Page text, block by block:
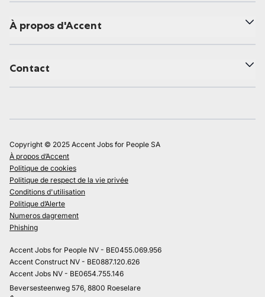
À propos d'Accent
Contact
Copyright © 2025 Accent Jobs for People SA
À propos d’Accent
Politique de cookies
Politique de respect de la vie privée
Conditions d'utilisation
Politique d’Alerte
Numeros dagrement
Phishing
Accent Jobs for People NV - BE0455.069.956
Accent Construct NV - BE0887.120.626
Accent Jobs NV - BE0654.755.146
Beversesteenweg 576, 8800 Roeselare